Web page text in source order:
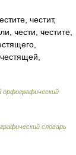
честит,
чести, честите,
орфографический
словарь